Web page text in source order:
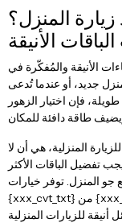
زهور التهنئة والترقية
بالمولود الجديد
زهور عيد الميلاد
زهور الاعتذار
والزهور البرية
باقات ورد مع دب محشو
باقات أناستاسيا
باقات العرائس
المنزل؟
الأنيقة
الأنيقة والمُفكّرة في
جديد، أو عندما تُدعى
فإن اختيار الزهور
المنزلية، هي أن لا
تفضيل الباقات الأكثر
جو المنزل. توفر خيارات
{xxx_cvt_txt} من {xxx_cvt_txt}، مثل باقات الفخامة و الترتيبات في